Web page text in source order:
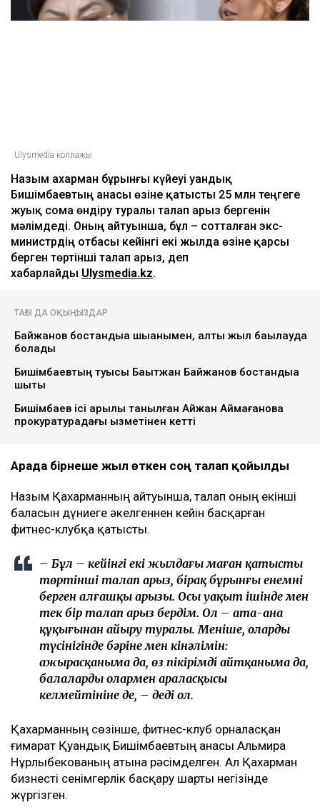
Ulysmedia коллажы
Назым Қахарман бұрынғы күйеуі Қуандық
Бишімбаевтың анасы өзіне қатысты 25 млн теңгеге
жуық сома өндіру туралы талап арыз бергенін
мәлімдеді. Оның айтуынша, бұл – сотталған экс-
министрдің отбасы кейінгі екі жылда өзіне қарсы
берген төртінші талап арыз, деп
хабарлайды Ulysmedia.kz.
ТАҒЫ ДА ОҚЫҢЫЗДАР
Байжанов бостандыққа шыққанымен, алты жыл бақылауда
болады
Бишімбаевтың туысы Бақытжан Байжанов бостандыққа
шықты
Бишімбаев ісі арқылы танылған Айжан Аймағанова
прокуратурадағы қызметінен кетті
Арада бірнеше жыл өткен соң талап қойылды
Назым Қахарманның айтуынша, талап оның екінші
баласын дүниеге әкелгеннен кейін басқарған
фитнес-клубқа қатысты.
– Бұл – кейінгі екі жылдағы маған қатысты
төртінші талап арыз, бірақ бұрынғы енемнің
берген алғашқы арызы. Осы уақыт ішінде мен
тек бір талап арыз бердім. Ол – ата-ана
құқығынан айыру туралы. Меніңше, олардың
түсінігінде бәріне мен кінәлімін:
ажырасқаныма да, өз пікірімді айтқаныма да,
балалардың олармен араласқысы
келмейтініне де, – деді ол.
Қахарманның сөзінше, фитнес-клуб орналасқан
ғимарат Қуандық Бишімбаевтың анасы Альмира
Нұрлыбекованың атына рәсімделген. Ал Қахарман
бизнесті сенімгерлік басқару шарты негізінде
жүргізген.